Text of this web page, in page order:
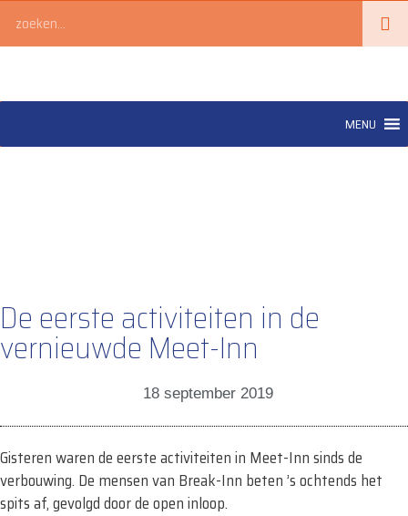
naar
Zoeken
MENU
De eerste activiteiten in de
vernieuwde Meet-Inn
18 september 2019
Gisteren waren de eerste activiteiten in Meet-Inn sinds de
verbouwing. De mensen van Break-Inn beten ’s ochtends het
spits af, gevolgd door de open inloop.